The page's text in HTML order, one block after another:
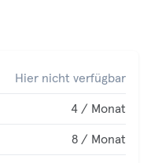
Hier nicht verfügbar
4 / Monat
8 / Monat